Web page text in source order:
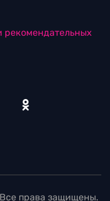
рекомендательных
права защищены.